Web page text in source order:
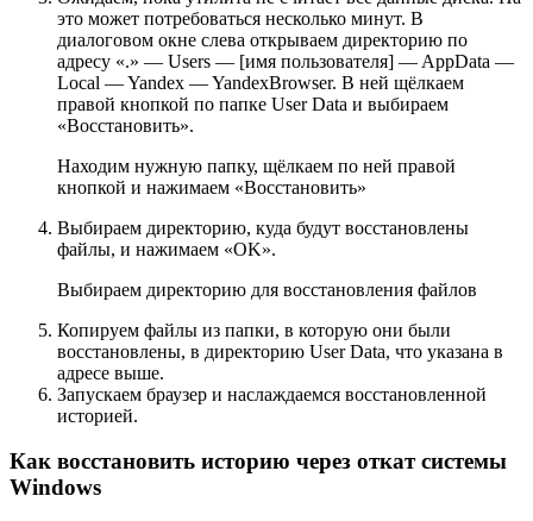
это может потребоваться несколько минут. В
диалоговом окне слева открываем директорию по
адресу «.» — Users — [имя пользователя] — AppData —
Local — Yandex — YandexBrowser. В ней щёлкаем
правой кнопкой по папке User Data и выбираем
«Восстановить».
Находим нужную папку, щёлкаем по ней правой
кнопкой и нажимаем «Восстановить»
Выбираем директорию, куда будут восстановлены
файлы, и нажимаем «OK».
Выбираем директорию для восстановления файлов
Копируем файлы из папки, в которую они были
восстановлены, в директорию User Data, что указана в
адресе выше.
Запускаем браузер и наслаждаемся восстановленной
историей.
Как восстановить историю через откат системы
Windows